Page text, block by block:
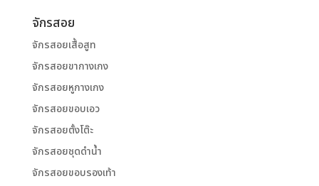
จักรสอย
จักรสอยเสื้อสูท
จักรสอยขากางเกง
จักรสอยหูกางเกง
จักรสอยขอบเอว
จักรสอยตั้งโต๊ะ
จักรสอยชุดดำน้ำ
จักรสอยขอบรองเท้า